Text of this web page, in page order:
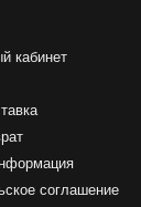
кабинет
соглашение